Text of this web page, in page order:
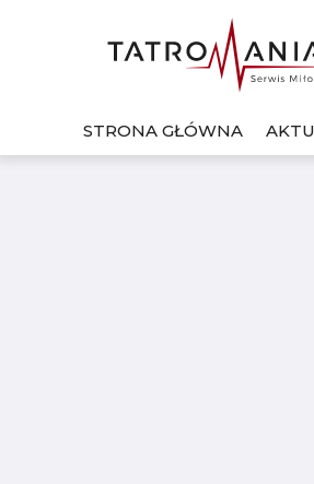
STRONA GŁÓWNA